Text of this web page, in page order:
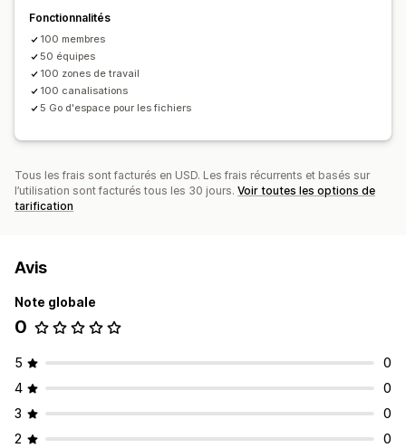
Fonctionnalités
100 membres
50 équipes
100 zones de travail
100 canalisations
5 Go d'espace pour les fichiers
Tous les frais sont facturés en USD. Les frais récurrents et basés sur
l’utilisation sont facturés tous les 30 jours. Voir toutes les options de
tarification
Avis
Note globale
0
5
0
4
0
3
0
2
0